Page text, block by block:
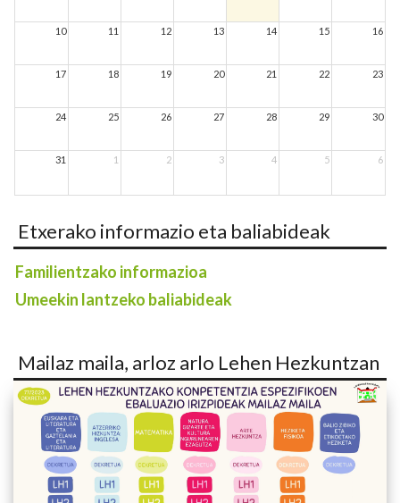
10 11 12 13 14 15 16
17 18 19 20 21 22 23
24 25 26 27 28 29 30
31 1 2 3 4 5 6
Etxerako informazio eta baliabideak
Familientzako informazioa
Umeekin lantzeko baliabideak
Mailaz maila, arloz arlo Lehen Hezkuntzan